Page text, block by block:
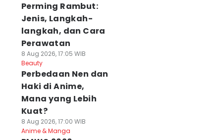
Perming Rambut:
Jenis, Langkah-
langkah, dan Cara
Perawatan
8 Aug 2026, 17:05 WIB
Beauty
Perbedaan Nen dan
Haki di Anime,
Mana yang Lebih
Kuat?
8 Aug 2026, 17:00 WIB
Anime & Manga